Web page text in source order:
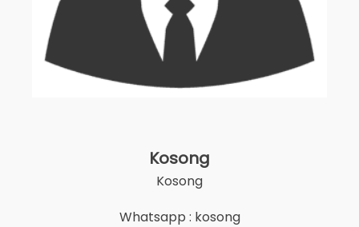
Kosong
Kosong
Whatsapp : kosong